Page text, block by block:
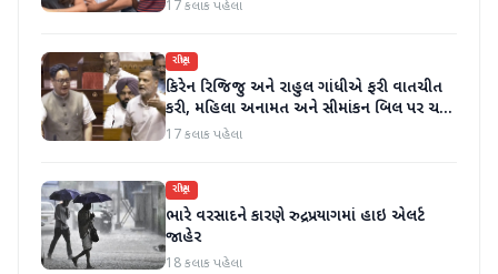
17 કલાક પહેલા
રાષ્ટ્રીય
કિરેન રિજિજુ અને રાહુલ ગાંધીએ ફરી વાતચીત
કરી, મહિલા અનામત અને સીમાંકન બિલ પર ચર્ચા
કરી
17 કલાક પહેલા
રાષ્ટ્રીય
ભારે વરસાદને કારણે રુદ્રપ્રયાગમાં હાઇ એલર્ટ
જાહેર
18 કલાક પહેલા